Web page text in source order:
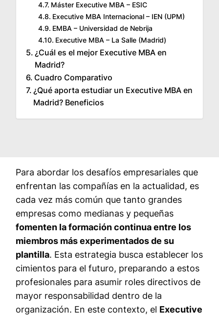
Máster Executive MBA – ESIC
Executive MBA Internacional – IEN (UPM)
EMBA – Universidad de Nebrija
Executive MBA – La Salle (Madrid)
¿Cuál es el mejor Executive MBA en
Madrid?
Cuadro Comparativo
¿Qué aporta estudiar un Executive MBA en
Madrid? Beneficios
Para abordar los desafíos empresariales que
enfrentan las compañías en la actualidad, es
cada vez más común que tanto grandes
empresas como medianas y pequeñas
fomenten la formación continua entre los
miembros más experimentados de su
plantilla. Esta estrategia busca establecer los
cimientos para el futuro, preparando a estos
profesionales para asumir roles directivos de
mayor responsabilidad dentro de la
organización. En este contexto, el Executive